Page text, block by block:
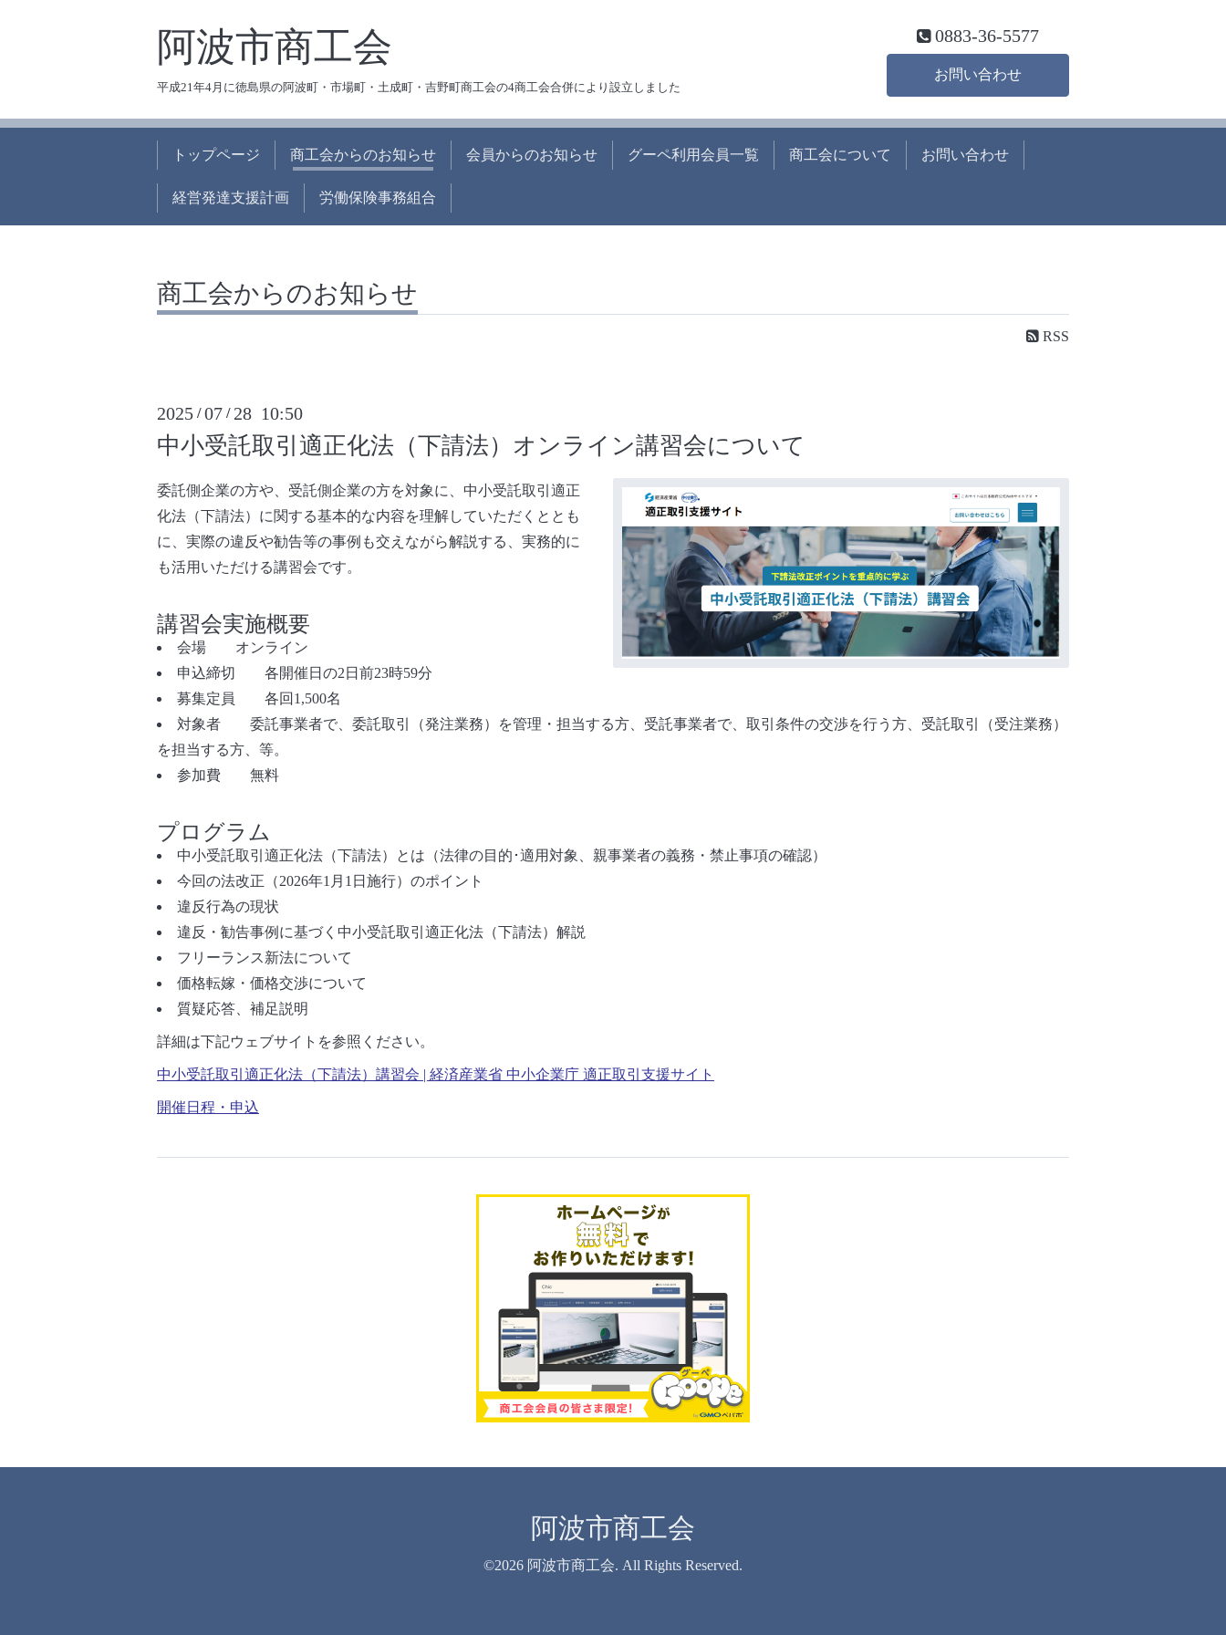
阿波市商工会
平成21年4月に徳島県の阿波町・市場町・土成町・吉野町商工会の4商工会合併により設立しました
0883-36-5577
お問い合わせ
トップページ 商工会からのお知らせ 会員からのお知らせ グーペ利用会員一覧 商工会について お問い合わせ
経営発達支援計画 労働保険事務組合
商工会からのお知らせ
RSS
2025 /07 / 28 10:50
中小受託取引適正化法（下請法）オンライン講習会について
委託側企業の方や、受託側企業の方を対象に、中小受託取引適正
化法（下請法）に関する基本的な内容を理解していただくととも
に、実際の違反や勧告等の事例も交えながら解説する、実務的に
も活用いただける講習会です。
講習会実施概要
会場 オンライン
申込締切 各開催日の2日前23時59分
募集定員 各回1,500名
対象者 委託事業者で、委託取引（発注業務）を管理・担当する方、受託事業者で、取引条件の交渉を行う方、受託取引（受注業務）
を担当する方、等。
参加費 無料
プログラム
中小受託取引適正化法（下請法）とは（法律の目的･適用対象、親事業者の義務・禁止事項の確認）
今回の法改正（2026年1月1日施行）のポイント
違反行為の現状
違反・勧告事例に基づく中小受託取引適正化法（下請法）解説
フリーランス新法について
価格転嫁・価格交渉について
質疑応答、補足説明
詳細は下記ウェブサイトを参照ください。
中小受託取引適正化法（下請法）講習会 | 経済産業省 中小企業庁 適正取引支援サイト
開催日程・申込
阿波市商工会
©2026 阿波市商工会. All Rights Reserved.